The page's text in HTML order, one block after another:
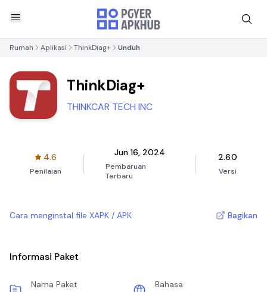
Rumah Aplikasi ThinkDiag+ Unduh
ThinkDiag+
THINKCAR TECH INC
4.6
Penilaian
Jun 16, 2024
Pembaruan
Terbaru
2.6.0
Versi
Cara menginstal file XAPK / APK Bagikan
Informasi Paket
Nama Paket Bahasa